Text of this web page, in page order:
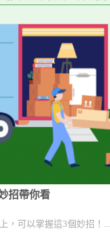
招帶你看
，可以掌握這3個妙招！...